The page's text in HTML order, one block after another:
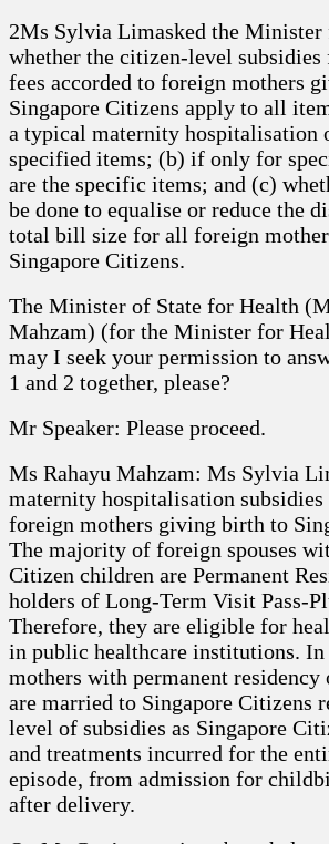
2Ms Sylvia Limasked the Minister
whether the citizen-level
fees accorded to foreign mothers
Singapore Citizens apply to all
a typical maternity hospitalisation
specified items; (b) if only for
are the specific items; and (c)
be done to equalise or reduce the
total bill size for all foreign
Singapore Citizens.
The Minister of State for Health
Mahzam) (for the Minister for
may I seek your permission to
1 and 2 together, please?
Mr Speaker: Please proceed.
Ms Rahayu Mahzam: Ms Sylvia
maternity hospitalisation subsidies
foreign mothers giving birth to
The majority of foreign spouses
Citizen children are Permanent
holders of Long-Term Visit Pass-
Therefore, they are eligible for
in public healthcare institutions.
mothers with permanent residency
are married to Singapore Citizens
level of subsidies as Singapore
and treatments incurred for the
episode, from admission for
after delivery.